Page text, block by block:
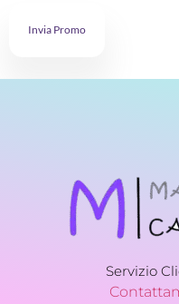
Invia Promo
Servizio